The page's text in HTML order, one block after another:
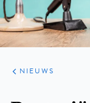
ARTIKELEN
HET
KORT
NIEUWS